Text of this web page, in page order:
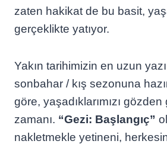
zaten hakikat de bu basit,
gerçeklikte yatıyor.
Yakın tarihimizin en uzun
sonbahar / kış sezonuna
göre, yaşadıklarımızı
zamanı. “Gezi: Başlangıç”
nakletmekle yetineni, h